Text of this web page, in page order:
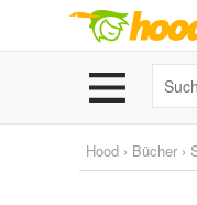
Hood › Bücher ›